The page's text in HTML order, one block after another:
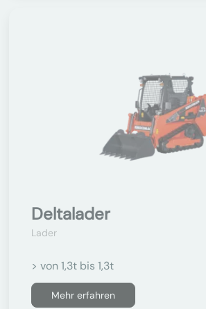
Deltalader
Lader
> von 1,3t bis 1,3t
Mehr erfahren